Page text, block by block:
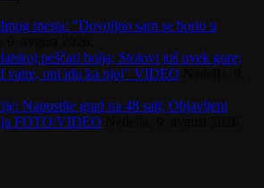
mesta: "Dovoljno sam se borio u
peščari bolja; Stolovi još uvek gore;
vatre, oni idu ka njoj" VIDEO
Napustite grad na 48 sati; Objavljeni
FOTO/VIDEO